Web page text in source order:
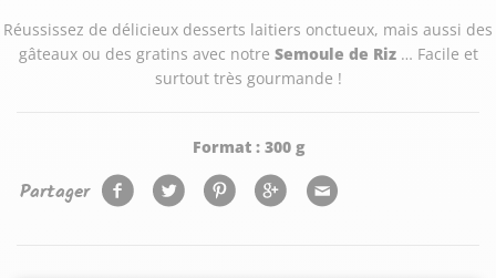
Réussissez de délicieux desserts laitiers onctueux, mais aussi des
gâteaux ou des gratins avec notre Semoule de Riz… Facile et
surtout très gourmande !
Format : 300 g
Partager